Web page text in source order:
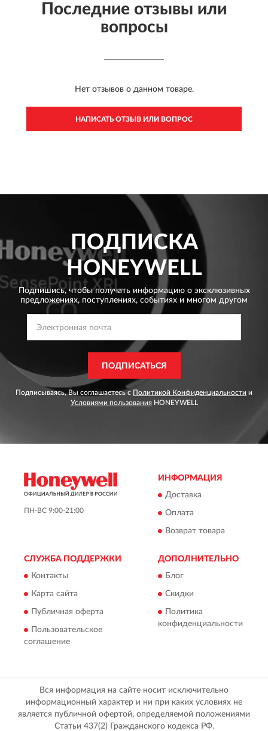
Последние отзывы или
вопросы
Нет отзывов о данном товаре.
НАПИСАТЬ ОТЗЫВ ИЛИ ВОПРОС
ПОДПИСКА
HONEYWELL
Подпишись, чтобы получать информацию о эксклюзивных
предложениях, поступлениях, событиях и многом другом
ПОДПИСАТЬСЯ
Подписываясь, Вы соглашаетесь с Политикой Конфиденциальности и
Условиями пользованияHONEYWELL
ПН-ВС 9:00-21:00
ИНФОРМАЦИЯ
Доставка
Оплата
Возврат товара
СЛУЖБА ПОДДЕРЖКИ
Контакты
Карта сайта
Публичная оферта
Пользовательское
соглашение
ДОПОЛНИТЕЛЬНО
Блог
Скидки
Политика
конфиденциальности
Вся информация на сайте носит исключительно
информационный характер и ни при каких условиях не
является публичной офертой, определяемой положениями
Статьи 437(2) Гражданского кодекса РФ.